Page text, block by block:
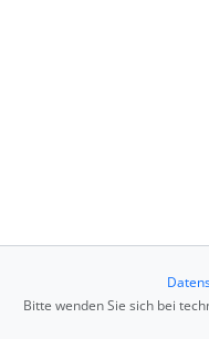
Bitte wenden Sie sich bei